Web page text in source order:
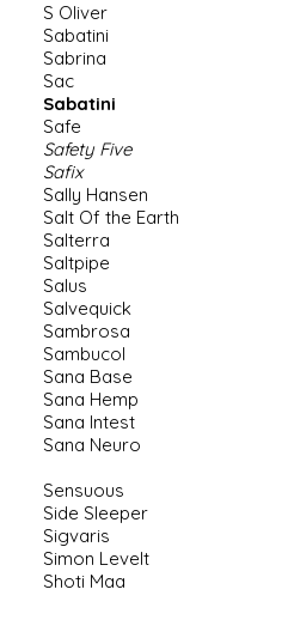
S Oliver
Sabatini
Sabrina
Sac
Sabatini
Safe
Safety Five
Safix
Sally Hansen
Salt Of the Earth
Salterra
Saltpipe
Salus
Salvequick
Sambrosa
Sambucol
Sana Base
Sana Hemp
Sana Intest
Sana Neuro
Sensuous
Side Sleeper
Sigvaris
Simon Levelt
Shoti Maa